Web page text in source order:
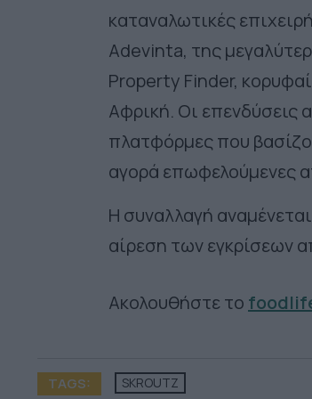
καταναλωτικές
Adevinta, της
Property Finder,
Αφρική. Οι επενδύσεις
πλατφόρμες που
αγορά επωφελούμενες
Η συναλλαγή
αίρεση των εγκρίσεων
Ακολουθήστε το
TAGS: SKROUTZ